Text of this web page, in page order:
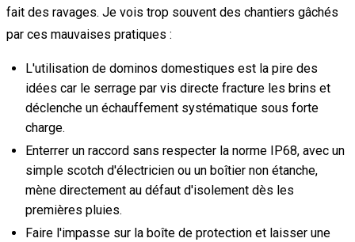
fait des ravages. Je vois trop souvent des chantiers gâchés
par ces mauvaises pratiques :
L'utilisation de dominos domestiques est la pire des
idées car le serrage par vis directe fracture les brins et
déclenche un échauffement systématique sous forte
charge.
Enterrer un raccord sans respecter la norme IP68, avec un
simple scotch d'électricien ou un boîtier non étanche,
mène directement au défaut d'isolement dès les
premières pluies.
Faire l'impasse sur la boîte de protection et laisser une